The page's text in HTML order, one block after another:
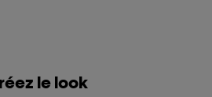
le look